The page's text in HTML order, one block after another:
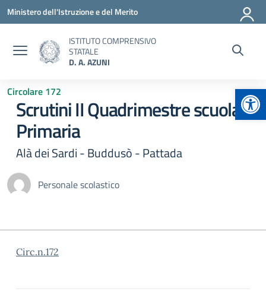
Vai ai contenuti
Vai al menu di navigazione
Vai al footer
Ministero dell'Istruzione e del Merito
ISTITUTO COMPRENSIVO
STATALE
D. A. AZUNI
Circolare 172
Scrutini II Quadrimestre scuola
Primaria
Alà dei Sardi - Buddusò - Pattada
Personale scolastico
Circ.n.172